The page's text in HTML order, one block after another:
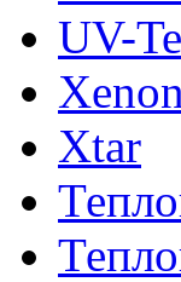
UV-
Xenon
Xtar